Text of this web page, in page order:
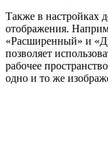
Также в настройках
отображения.
«Расширенный» и
позволяет
рабочее
одно и то же